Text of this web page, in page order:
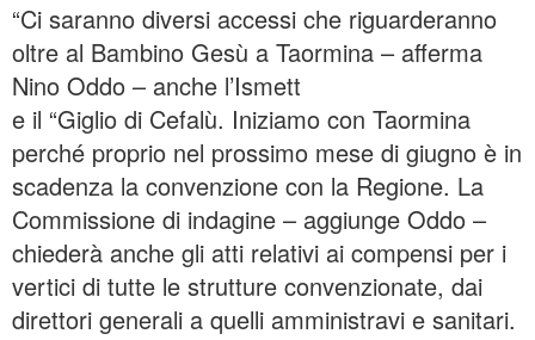
“Ci saranno diversi accessi che riguarderanno
oltre al Bambino Gesù a Taormina – afferma
Nino Oddo – anche l’Ismett
e il “Giglio di Cefalù. Iniziamo con Taormina
perché proprio nel prossimo mese di giugno è in
scadenza la convenzione con la Regione. La
Commissione di indagine – aggiunge Oddo –
chiederà anche gli atti relativi ai compensi per i
vertici di tutte le strutture convenzionate, dai
direttori generali a quelli amministravi e sanitari.